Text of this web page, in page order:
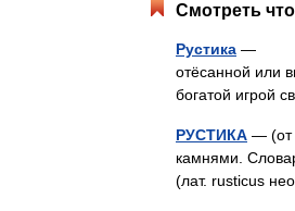
Смотреть
Рустика — (от
отёсанной или
богатой игрой
РУСТИКА — (от
камнями.
(лат. rusticus